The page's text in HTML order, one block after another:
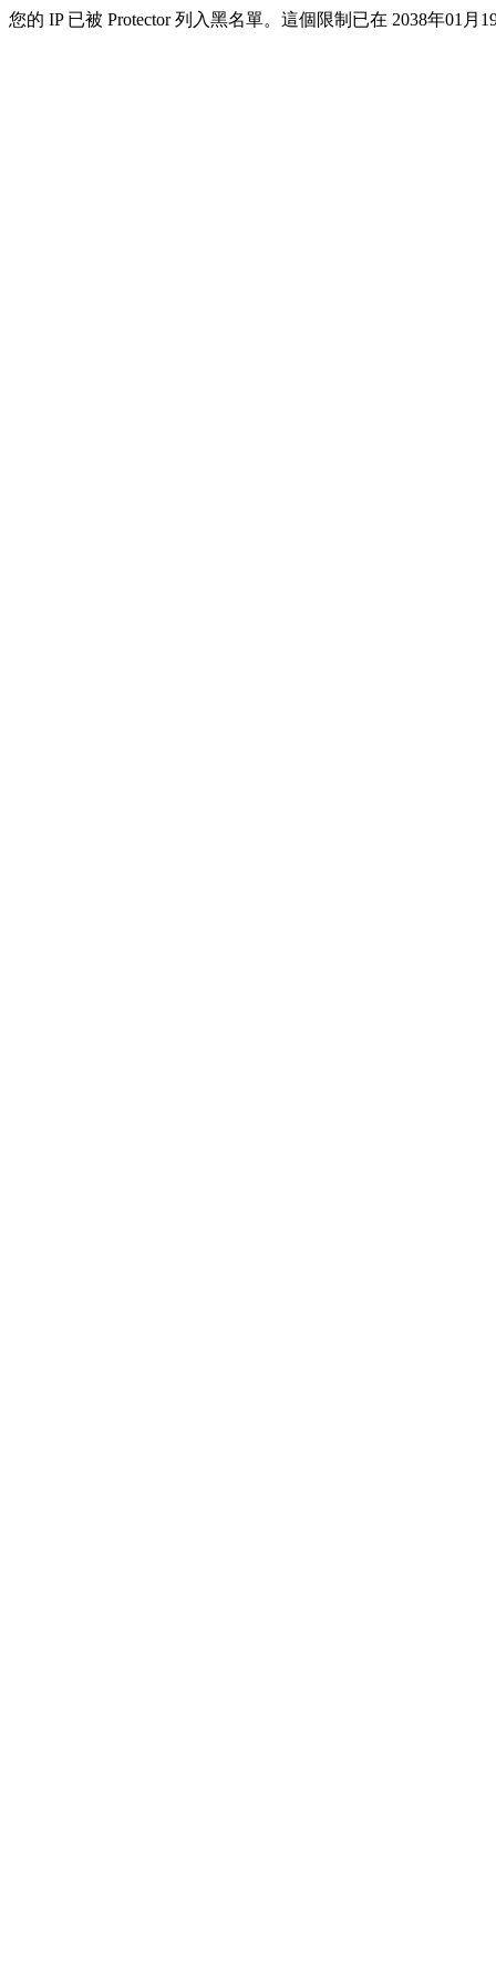
您的 IP 已被 Protector 列入黑名單。這個限制已在 2038年01月